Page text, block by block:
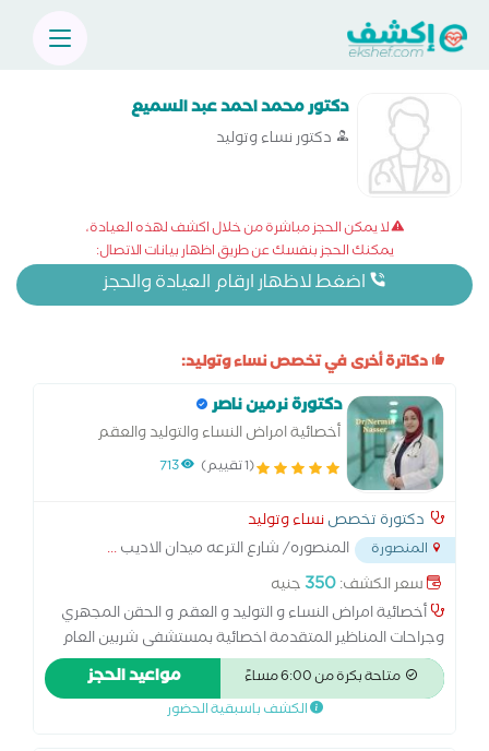
دكتور محمد احمد عبد السميع
دكتور نساء وتوليد
لا يمكن الحجز مباشرة من خلال اكشف لهذه العيادة،
يمكنك الحجز بنفسك عن طريق اظهار بيانات الاتصال:
اضغط لاظهار ارقام العيادة والحجز
دكاترة أخرى في تخصص نساء وتوليد:
دكتورة نرمين ناصر
أخصائية امراض النساء والتوليد والعقم
والتجميل النسائي.وجراحات المناظير المتقدمة
(1 تقييم) 713
دكتورة تخصصنساء وتوليد
المنصورة المنصوره/ شارع الترعه ميدان الاديب...
سعر الكشف:350 جنيه
أخصائية امراض النساء و التوليد و العقم و الحقن المجهري
وجراحات المناظير المتقدمة اخصائية بمستشفى شربين العام
سابقا ومستشفى المنصورة العام الجديده سابقا ومستشفى
الشاطبي للنساء والتوليد السكندرية سابقا دبلومة امراض
النساء والتوليد جامعة بنها ماجستير امراض النساء والتوليد
متاحة بكرة من 6:00 مساءً مواعيد الحجز
الكشف باسبقية الحضور